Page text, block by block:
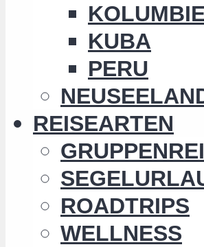
KUBA
PERU
REISEARTEN
ROADTRIPS
WELLNESS